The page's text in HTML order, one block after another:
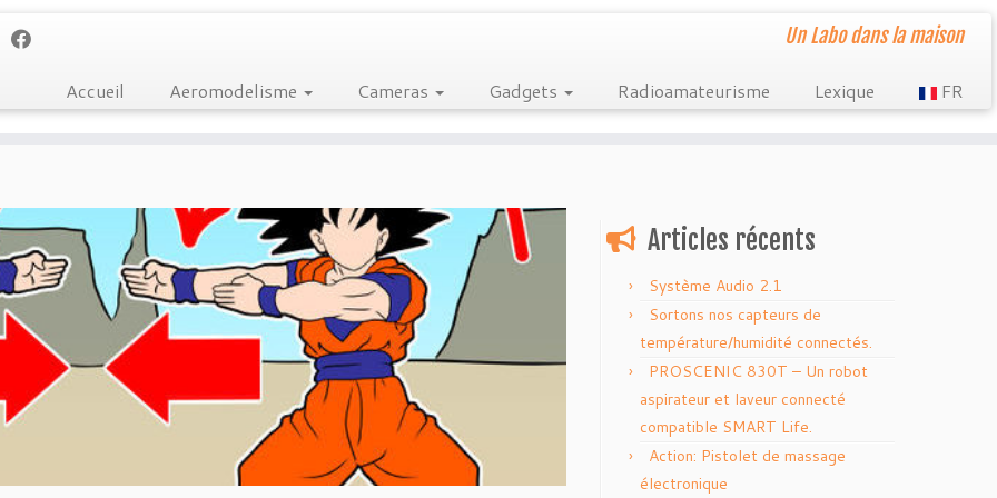
Un Labo dans la maison
Accueil Aeromodelisme Cameras Gadgets Radioamateurisme Lexique FR
Articles récents
Système Audio 2.1
Sortons nos capteurs de
température/humidité connectés.
PROSCENIC 830T – Un robot
aspirateur et laveur connecté
compatible SMART Life.
Action: Pistolet de massage
électronique